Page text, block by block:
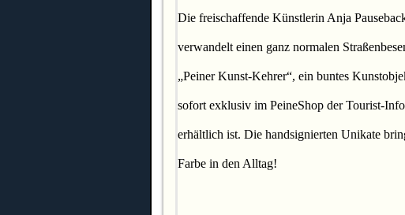
Die freischaffende Künstlerin Anja
verwandelt einen ganz normalen
„Peiner Kunst-Kehrer“, ein buntes
sofort exklusiv im PeineShop der Tourist-
erhältlich ist. Die handsignierten Unikate
Farbe in den Alltag!